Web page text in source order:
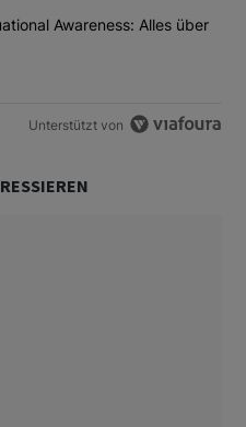
Calls bei Situational
Awareness: Alles über
Unterstützt von